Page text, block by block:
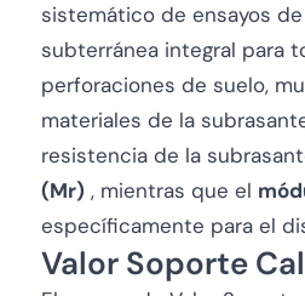
sistemático de ensayos
subterránea integral para
perforaciones de suelo,
materiales de la
resistencia de la
(Mr) , mientras que el
específicamente para el
Valor Soporte